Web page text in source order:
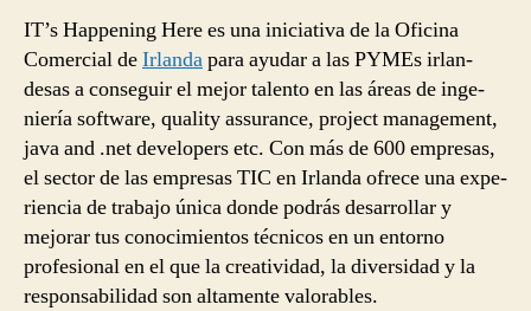
IT’s Hap­pen­ing Here es una ini­cia­tiva de la Ofic­ina
Com­er­cial deIrlandapara ayu­dar a las PYMEs irlan­
desas a con­seguir el mejor tal­ento en las áreas de inge­
niería soft­ware, qual­ity assur­ance, project man­age­ment,
java and .net devel­op­ers etc. Con más de 600 empre­sas,
el sec­tor de las empresas TIC en Irlanda ofrece una expe­
ri­en­cia de tra­bajo única donde podrás desarrollar y
mejorar tus conocimientos técnicos en un entorno
profesional en el que la cre­ativi­dad, la diver­si­dad y la
responsabilidad son altamente valorables.